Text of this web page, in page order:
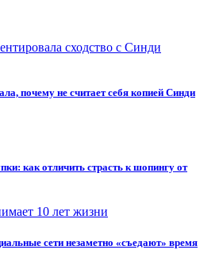
почему не считает себя копией Синди
как отличить страсть к шопингу от
сети незаметно «съедают» время